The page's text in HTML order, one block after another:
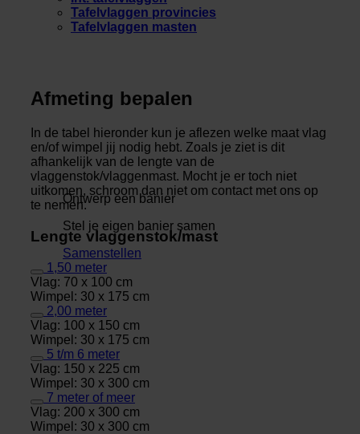
Ontwerp een banier
Stel je eigen banier samen
Samenstellen
Tafelvlaggen provincies
Tafelvlaggen masten
Afmeting bepalen
In de tabel hieronder kun je aflezen welke maat vlag
en/of wimpel jij nodig hebt. Zoals je ziet is dit
afhankelijk van de lengte van de
vlaggenstok/vlaggenmast. Mocht je er toch niet
uitkomen, schroom dan niet om contact met ons op
te nemen.
Lengte vlaggenstok/mast
1,50 meter
Vlag: 70 x 100 cm
Wimpel: 30 x 175 cm
2,00 meter
Vlag: 100 x 150 cm
Wimpel: 30 x 175 cm
5 t/m 6 meter
Vlag: 150 x 225 cm
Wimpel: 30 x 300 cm
7 meter of meer
Vlag: 200 x 300 cm
Wimpel: 30 x 300 cm